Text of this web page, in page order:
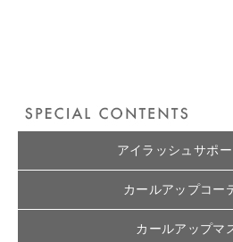
アイラッシュサポ
カールアップコー
カールアップマ